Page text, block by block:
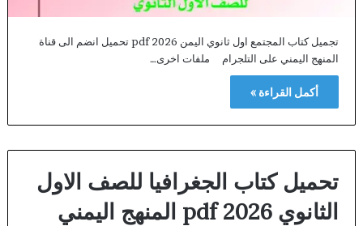
تجميل كتاب المجتمع اول ثانوي اليمن 2026 pdf تحميل انضم الى قناة
المنهج اليمني على التلجرام ملفات اخرى…
أكمل القراءة »
تحميل كتاب الجغرافيا للصف الاول
الثانوي 2026 pdf المنهج اليمني